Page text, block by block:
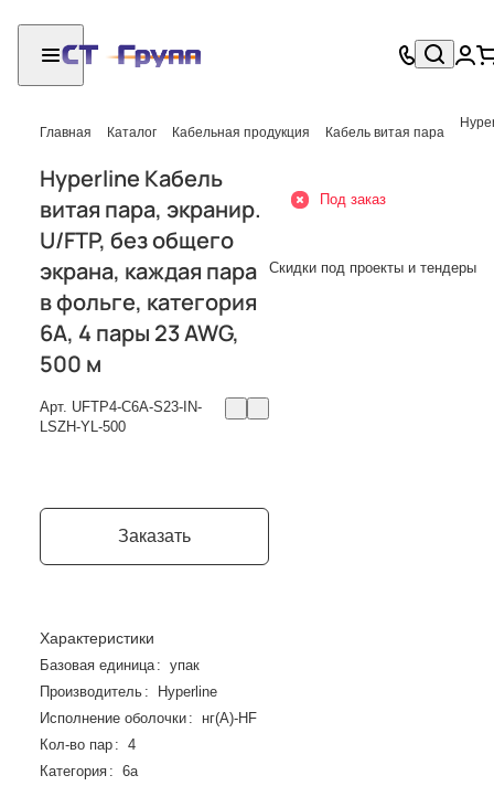
Главная Каталог Кабельная продукция Кабель витая пара
Hyperline Кабель
витая пара, экранир.
U/FTP, без общего
экрана, каждая пара
в фольге, категория
6A, 4 пары 23 AWG,
500 м
Арт. UFTP4-C6A-S23-IN-
LSZH-YL-500
Заказать
Характеристики
Базовая единица : упак
Производитель :
Hyperline
Исполнение оболочки :
нг(А)-HF
Кол-во пар : 4
Категория : 6a
Под заказ
Скидки под проекты и тендеры